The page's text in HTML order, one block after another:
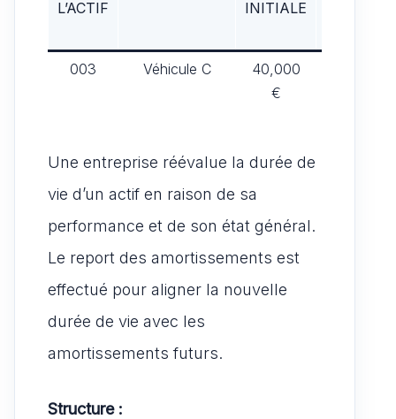
L’ACTIF
INITIALE
003 Véhicule C
40,000
€
Une entreprise réévalue la durée de
vie d’un actif en raison de sa
performance et de son état général.
Le report des amortissements est
effectué pour aligner la nouvelle
durée de vie avec les
amortissements futurs.
Structure :